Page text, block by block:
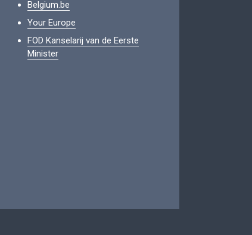
Belgium.be
Your Europe
FOD Kanselarij van de Eerste
Minister